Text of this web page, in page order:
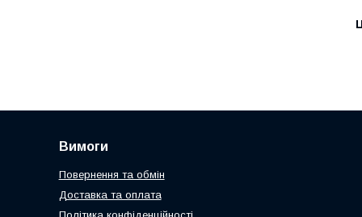
Вимоги
Повернення та обмін
Доставка та оплата